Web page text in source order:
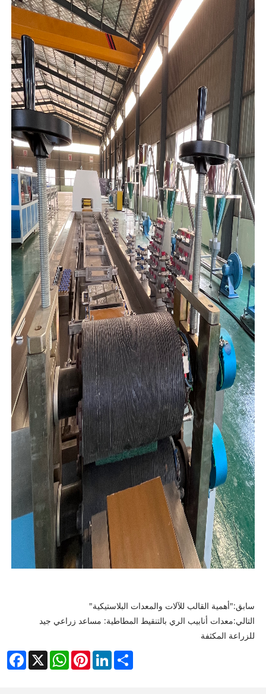
سابق:"أهمية القالب للآلات والمعدات البلاستيكية"
التالي:معدات أنابيب الري بالتنقيط المطاطية: مساعد زراعي جيد
للزراعة المكثفة
X
WhatsAppPinterestLinkedInShare